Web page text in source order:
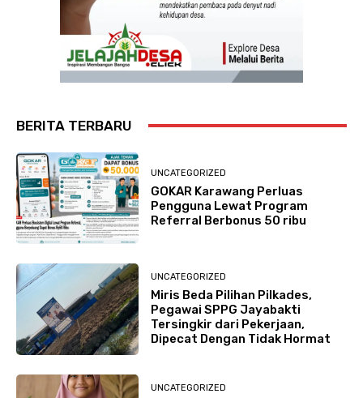
BERITA TERBARU
UNCATEGORIZED
GOKAR Karawang Perluas
Pengguna Lewat Program
Referral Berbonus 50 ribu
UNCATEGORIZED
Miris Beda Pilihan Pilkades,
Pegawai SPPG Jayabakti
Tersingkir dari Pekerjaan,
Dipecat Dengan Tidak Hormat
UNCATEGORIZED